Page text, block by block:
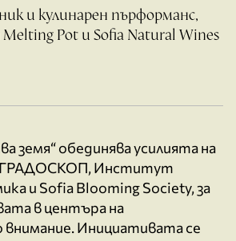
и кулинарен пърформанс,
Pot и Sofia Natural Wines
земя“ обединява усилията на
ГРАДОСКОП, Институт
и Sofia Blooming Society, за
в центъра на
Инициативата се